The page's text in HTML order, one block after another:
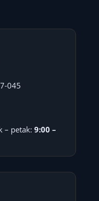
045
– petak: 9:00 –